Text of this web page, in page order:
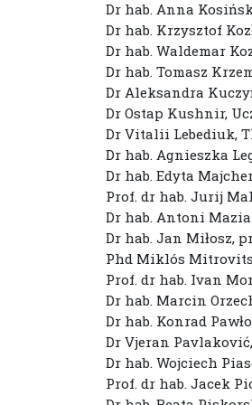
Dr hab. Anna
Dr hab. Krzysztof
Dr hab. Waldemar
Dr hab. Tomasz
Dr Aleksandra
Dr Ostap Kushnir,
Dr Vitalii Lebediuk,
Dr hab. Agnieszka
Dr hab. Edyta
Prof. dr hab. Jurij
Dr hab. Antoni
Dr hab. Jan Miłosz,
Phd Miklós
Prof. dr hab. Ivan
Dr hab. Marcin
Dr hab. Konrad
Dr Vjeran
Dr hab. Wojciech
Prof. dr hab. Jacek